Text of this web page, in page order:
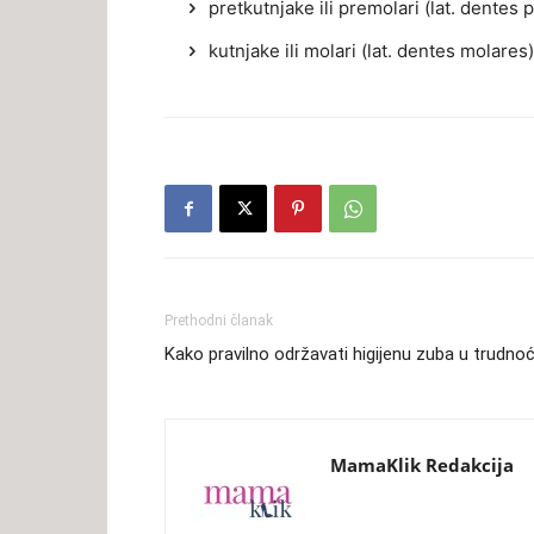
pretkutnjake ili premolari (lat. dentes
kutnjake ili molari (lat. dentes molares)
Prethodni članak
Kako pravilno održavati higijenu zuba u
MamaKlik Redakcija